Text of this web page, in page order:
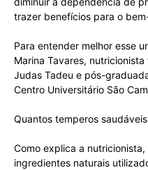
trazer benefícios para o
Para entender melhor esse
Marina Tavares,
Judas Tadeu e pós-
Centro Universitário São
Quantos temperos
Como explica a
ingredientes naturais